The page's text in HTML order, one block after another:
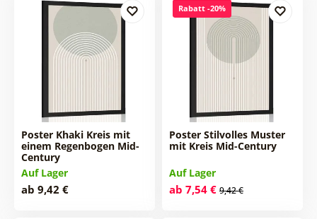
Poster Khaki Kreis mit
einem Regenbogen Mid-
Century
Auf Lager
ab 9,42 €
Rabatt -20%
Poster Stilvolles Muster
mit Kreis Mid-Century
Auf Lager
ab 7,54 € 9,42 €